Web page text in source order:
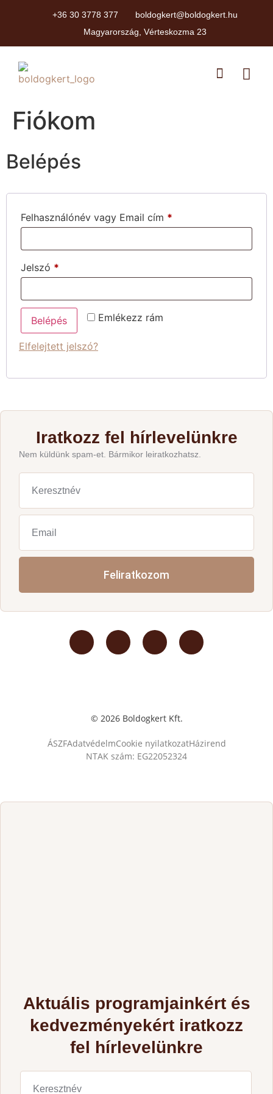
+36 30 3778 377
boldogkert@boldogkert.hu
Magyarország, Vérteskozma 23
Fiókom
Belépés
Felhasználónév vagy Email cím *
Jelszó *
Emlékezz rám
Belépés
Elfelejtett jelszó?
Iratkozz fel hírlevelünkre
Nem küldünk spam-et. Bármikor leiratkozhatsz.
Feliratkozom
© 2026 Boldogkert Kft.
ÁSZFAdatvédelmCookie nyilatkozatHázirend
NTAK szám: EG22052324
Aktuális programjainkért és
kedvezményekért iratkozz
fel hírlevelünkre